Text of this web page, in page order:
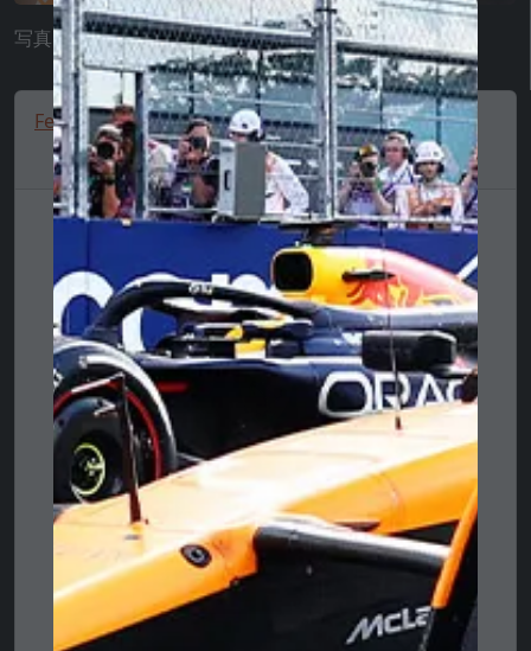
写真：トータルモータースポーツ / Gpblog
Ferrari t-shirt, Puma, sportswear, black 🔥